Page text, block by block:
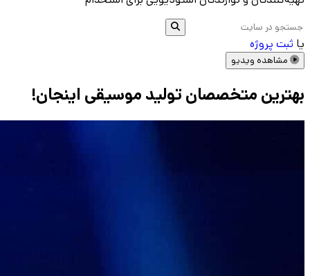
یا ثبت پروژه
مشاهده ویدیو
بهترین متخصصان تولید موسیقی اینجان!